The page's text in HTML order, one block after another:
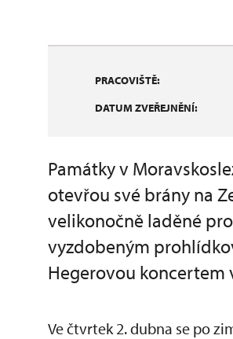
PRACOVIŠTĚ:
DATUM ZVEŘEJNĚNÍ:
Památky v
otevřou své brány na
velikonočně laděné
vyzdobeným
Hegerovou koncertem
Ve čtvrtek 2. dubna se po